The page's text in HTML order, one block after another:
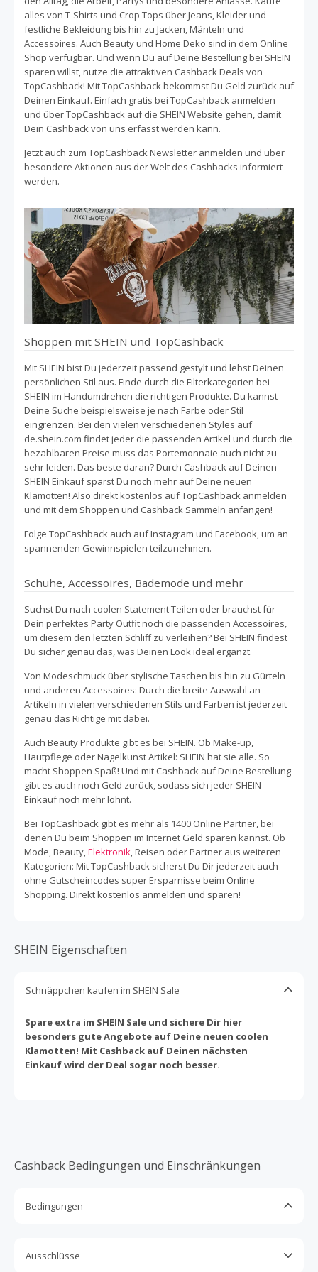
Kollektionen der Marke werden ständig aktualisiert,
sodass es immer etwas neues gibt und es nie langweilig
wird. Stöbere in den umfangreichen Kollektionen von
Damenbekleidung und Kleidern, während Du auch eine
hervorragende Auswahl an Mode in Übergrößen findest.
Des Weiteren bietet SHEIN auch eine große Anzahl an
Schuhen und Accessoires. Herren- und Kindermode sind
ebenso wie Damenmode verfügbar. Zusammen mit den
Cashback Angeboten von TopCashback kannst Du bei
Deiner nächsten SHEIN-Bestellung bares Geld
zurückerhalten und so doppelt sparen! Gehe einfach
ueber uns auf die Seite von SHEIN und shoppe wie
alles von T-Shirts und Crop Tops über Jeans, Kleider und
festliche Bekleidung bis hin zu Jacken, Mänteln und
Accessoires. Auch Beauty und Home Deko sind in dem Online
Shop verfügbar. Und wenn Du auf Deine Bestellung bei SHEIN
sparen willst, nutze die attraktiven Cashback Deals von
TopCashback! Mit TopCashback bekommst Du Geld zurück auf
Deinen Einkauf. Einfach gratis bei TopCashback anmelden
und über TopCashback auf die SHEIN Website gehen, damit
Dein Cashback von uns erfasst werden kann.
Jetzt auch zum TopCashback Newsletter anmelden und über
besondere Aktionen aus der Welt des Cashbacks informiert
werden.
Shoppen mit SHEIN und TopCashback
Mit SHEIN bist Du jederzeit passend gestylt und lebst Deinen
persönlichen Stil aus. Finde durch die Filterkategorien bei
SHEIN im Handumdrehen die richtigen Produkte. Du kannst
Deine Suche beispielsweise je nach Farbe oder Stil
eingrenzen. Bei den vielen verschiedenen Styles auf
de.shein.com findet jeder die passenden Artikel und durch die
bezahlbaren Preise muss das Portemonnaie auch nicht zu
sehr leiden. Das beste daran? Durch Cashback auf Deinen
SHEIN Einkauf sparst Du noch mehr auf Deine neuen
Klamotten! Also direkt kostenlos auf TopCashback anmelden
und mit dem Shoppen und Cashback Sammeln anfangen!
Folge TopCashback auch auf Instagram und Facebook, um an
spannenden Gewinnspielen teilzunehmen.
Schuhe, Accessoires, Bademode und mehr
Suchst Du nach coolen Statement Teilen oder brauchst für
Dein perfektes Party Outfit noch die passenden Accessoires,
um diesem den letzten Schliff zu verleihen? Bei SHEIN findest
Du sicher genau das, was Deinen Look ideal ergänzt.
Von Modeschmuck über stylische Taschen bis hin zu Gürteln
und anderen Accessoires: Durch die breite Auswahl an
Artikeln in vielen verschiedenen Stils und Farben ist jederzeit
genau das Richtige mit dabei.
Auch Beauty Produkte gibt es bei SHEIN. Ob Make-up,
Hautpflege oder Nagelkunst Artikel: SHEIN hat sie alle. So
macht Shoppen Spaß! Und mit Cashback auf Deine Bestellung
gibt es auch noch Geld zurück, sodass sich jeder SHEIN
Einkauf noch mehr lohnt.
Bei TopCashback gibt es mehr als 1400 Online Partner, bei
denen Du beim Shoppen im Internet Geld sparen kannst. Ob
Mode, Beauty,Elektronik, Reisen oder Partner aus weiteren
Kategorien: Mit TopCashback sicherst Du Dir jederzeit auch
ohne Gutscheincodes super Ersparnisse beim Online
Shopping. Direkt kostenlos anmelden und sparen!
SHEIN Eigenschaften
Schnäppchen kaufen im SHEIN Sale
Spare extra im SHEIN Sale und sichere Dir hier
besonders gute Angebote auf Deine neuen coolen
Klamotten! Mit Cashback auf Deinen nächsten
Einkauf wird der Deal sogar noch besser.
Cashback Bedingungen und Einschränkungen
Bedingungen
Ausschlüsse